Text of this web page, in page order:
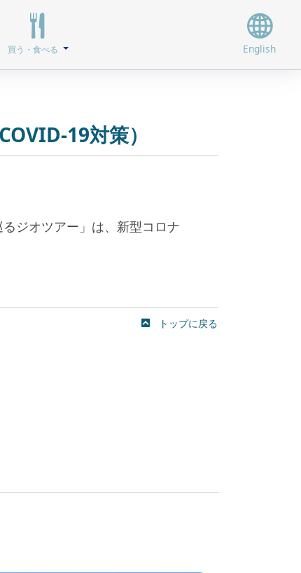
買う・食べる English
19対策）
ジオツアー」は、新型コロナ
トップに戻る